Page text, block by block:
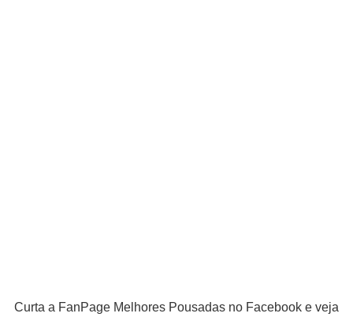
Curta a FanPage Melhores Pousadas no Facebook e veja